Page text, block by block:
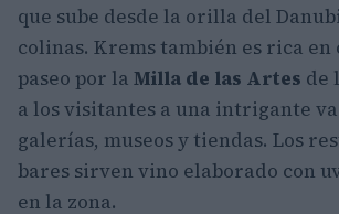
que sube desde la orilla del
colinas. Krems también es rica
paseo por la Milla de las Artes de
a los visitantes a una intrigante
galerías, museos y tiendas. Los
bares sirven vino elaborado con
en la zona.